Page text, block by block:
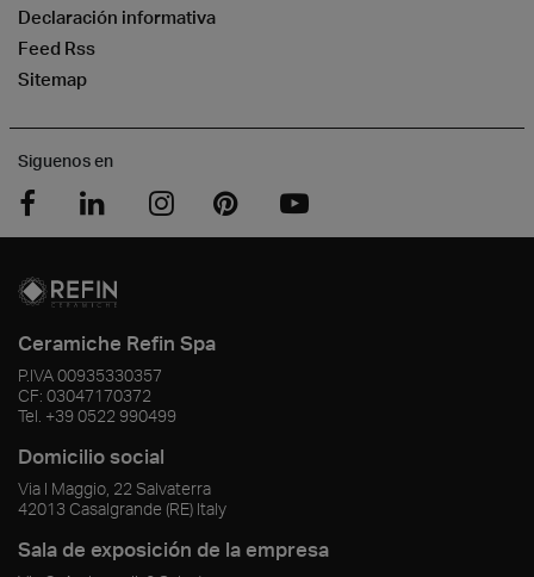
Declaración informativa
Feed Rss
Sitemap
Siguenos en
Ceramiche Refin Spa
P.IVA00935330357
CF: 03047170372
Tel. +39 0522 990499
Domicilio social
Via I Maggio, 22 Salvaterra
42013 Casalgrande (RE) Italy
Sala de exposición de la empresa